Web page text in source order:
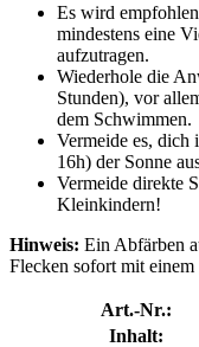
Es wird
mindestens eine
aufzutragen.
Wiederhole die
Stunden), vor
dem Schwimmen.
Vermeide es, dich
16h) der Sonne
Vermeide direkte
Kleinkindern!
Hinweis: Ein Abfärben
Flecken sofort mit
Art.-Nr.:
Inhalt: